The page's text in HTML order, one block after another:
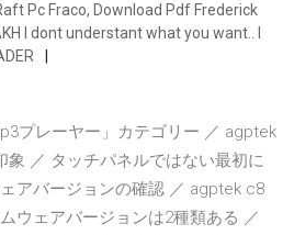
Pc Fraco, Download Pdf Frederick
I dont understant what you want.. I
プレーヤー」カテゴリー ／ agptek
象 ／ タッチパネルではない最初に
アバージョンの確認 ／ agptek c8
ウェアバージョンは2種類ある ／